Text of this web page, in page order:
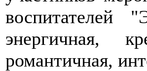
воспитателей
энергичная,
романтичная,